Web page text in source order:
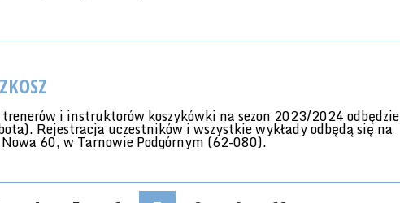
i instruktorów koszykówki na sezon 2023/2024 odbędzie
Rejestracja uczestników i wszystkie wykłady odbędą się na
60, w Tarnowie Podgórnym (62-080).